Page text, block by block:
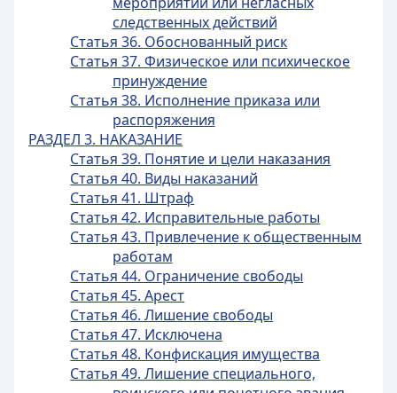
следственных действий
Статья 36. Обоснованный риск
Статья 37. Физическое или психическое
принуждение
Статья 38. Исполнение приказа или
распоряжения
РАЗДЕЛ 3. НАКАЗАНИЕ
Статья 39. Понятие и цели наказания
Статья 40. Виды наказаний
Статья 41. Штраф
Статья 42. Исправительные работы
Статья 43. Привлечение к общественным
работам
Статья 44. Ограничение свободы
Статья 45. Арест
Статья 46. Лишение свободы
Статья 47. Исключена
Статья 48. Конфискация имущества
Статья 49. Лишение специального,